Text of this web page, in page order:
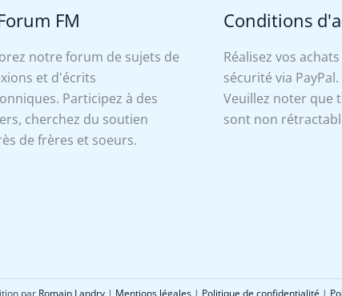
FM
notre forum de sujets de
et d'écrits
Participez à des
cherchez du soutien
de frères et soeurs.
Conditions
Réalisez vos
sécurité via PayPal.
Veuillez noter que
sont non
par Romain Landry | Mentions légales | Politique de confidentialité |